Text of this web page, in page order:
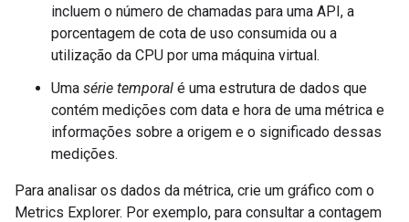
incluem o número de chamadas para uma API, a
porcentagem de cota de uso consumida ou a
utilização da CPU por uma máquina virtual.
Uma série temporal é uma estrutura de dados que
contém medições com data e hora de uma métrica e
informações sobre a origem e o significado dessas
medições.
Para analisar os dados da métrica, crie um gráfico com o
Metrics Explorer. Por exemplo, para consultar a contagem